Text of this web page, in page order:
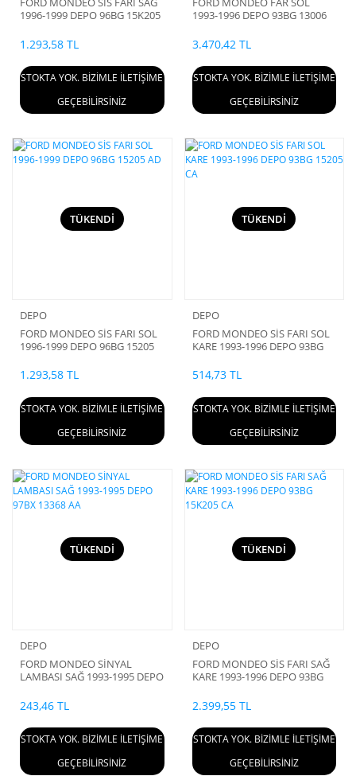
1996-1999 DEPO 96BG 15K205
1.293,58 TL
STOKTA YOK. BİZİMLE İLETİŞİME
GEÇEBİLİRSİNİZ
1993-1996 DEPO 93BG 13006
3.470,42 TL
STOKTA YOK. BİZİMLE İLETİŞİME
GEÇEBİLİRSİNİZ
TÜKENDİ
DEPO
FORD MONDEO SİS FARI SOL
1996-1999 DEPO 96BG 15205
1.293,58 TL
STOKTA YOK. BİZİMLE İLETİŞİME
GEÇEBİLİRSİNİZ
TÜKENDİ
DEPO
FORD MONDEO SİS FARI SOL
KARE 1993-1996 DEPO 93BG
514,73 TL
STOKTA YOK. BİZİMLE İLETİŞİME
GEÇEBİLİRSİNİZ
TÜKENDİ
DEPO
FORD MONDEO SİNYAL
LAMBASI SAĞ 1993-1995 DEPO
243,46 TL
STOKTA YOK. BİZİMLE İLETİŞİME
GEÇEBİLİRSİNİZ
TÜKENDİ
DEPO
FORD MONDEO SİS FARI SAĞ
KARE 1993-1996 DEPO 93BG
2.399,55 TL
STOKTA YOK. BİZİMLE İLETİŞİME
GEÇEBİLİRSİNİZ